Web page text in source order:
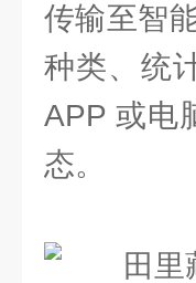
传输至智
种类、统
APP 或电
态。